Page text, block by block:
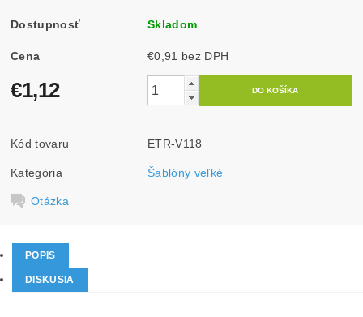
Dostupnosť Skladom
Cena €0,91 bez DPH
€1,12
Kód tovaru ETR-V118
Kategória Šablóny veľké
Otázka
POPIS
DISKUSIA